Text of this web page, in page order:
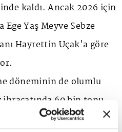
kaldı. Ancak 2026 için
Yaş Meyve Sebze
Hayrettin Uçak'a göre
döneminin de olumlu
60 bin tonu
dövizi ülkemize